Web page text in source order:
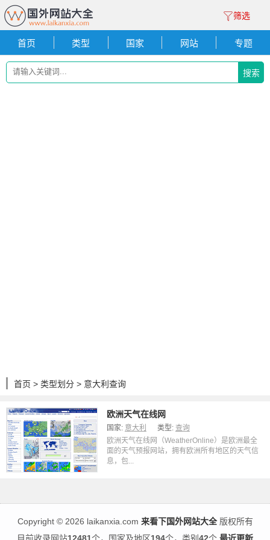
筛选
首页 类型 国家 网站 专题
搜索
首页 > 类型划分 > 意大利查询
欧洲天气在线网
国家: 意大利 类型: 查询
欧洲天气在线网（WeatherOnline）是欧洲最全
面的天气预报网站，拥有欧洲所有地区的天气信
息，包...
Copyright ©2026 laikanxia.com 来看下国外网站大全版权所有